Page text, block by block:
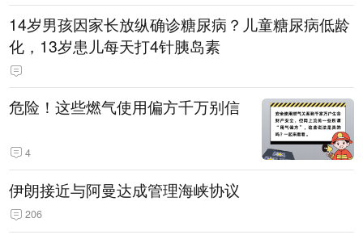
14岁男孩因家长放纵确诊糖尿病？儿童糖尿病低龄
化，13岁患儿每天打4针胰岛素
危险！这些燃气使用偏方千万别信
4
伊朗接近与阿曼达成管理海峡协议
206